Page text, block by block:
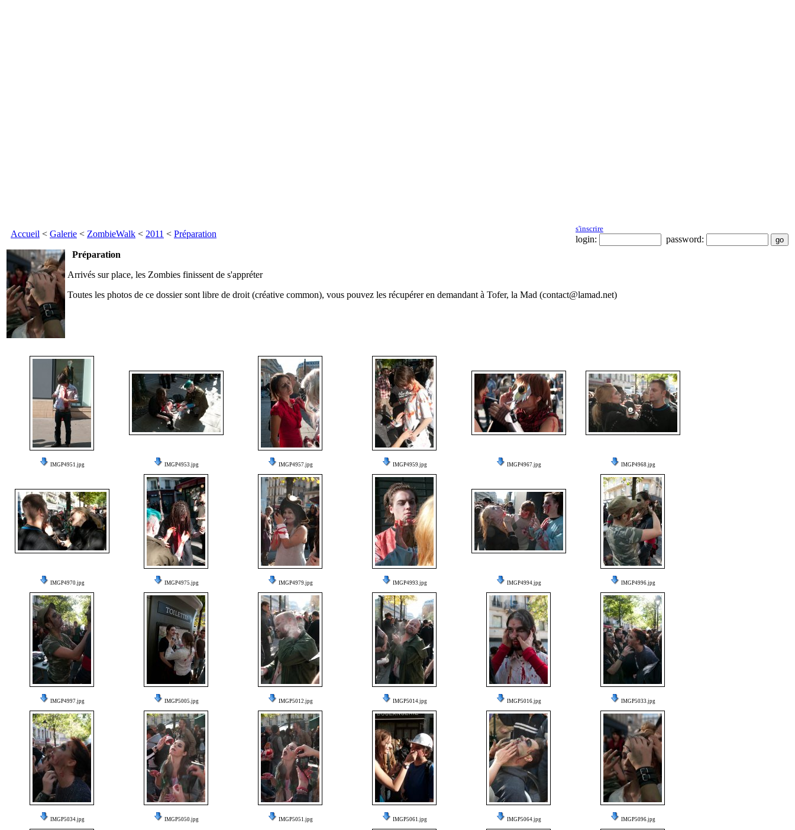
Accueil < Galerie < ZombieWalk < 2011 < Préparation
s'inscrire
login:
password:
Préparation
Arrivés sur place, les Zombies finissent de s'appréter
Toutes les photos de ce dossier sont libre de droit (créative common), vous pouvez les récupérer en demandant à Tofer, la Mad (contact@lamad.net)
IMGP4951.jpg IMGP4953.jpg IMGP4957.jpg IMGP4959.jpg IMGP4967.jpg IMGP4968.jpg
IMGP4970.jpg IMGP4975.jpg IMGP4979.jpg IMGP4993.jpg IMGP4994.jpg IMGP4996.jpg
IMGP4997.jpg IMGP5005.jpg IMGP5012.jpg IMGP5014.jpg IMGP5016.jpg IMGP5033.jpg
IMGP5034.jpg IMGP5050.jpg IMGP5051.jpg IMGP5061.jpg IMGP5064.jpg IMGP5096.jpg